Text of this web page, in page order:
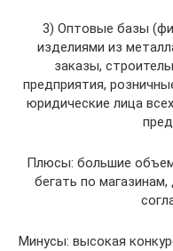
3) Оптовые базы
изделиями из
заказы,
предприятия,
юридические лица
Плюсы: большие
бегать по
Минусы: высокая